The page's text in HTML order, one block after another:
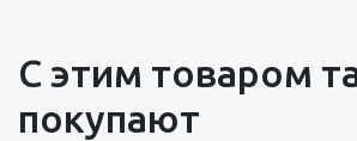
С этим товаром
покупают